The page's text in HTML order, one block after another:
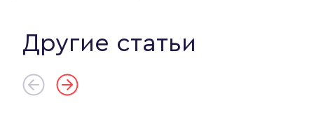
Другие статьи